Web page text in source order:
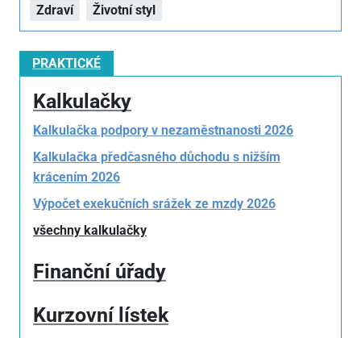
Zdraví
Životní styl
PRAKTICKÉ
Kalkulačky
Kalkulačka podpory v nezaměstnanosti 2026
Kalkulačka předčasného důchodu s nižším
krácením 2026
Výpočet exekučních srážek ze mzdy 2026
všechny kalkulačky
Finanční úřady
Kurzovní lístek